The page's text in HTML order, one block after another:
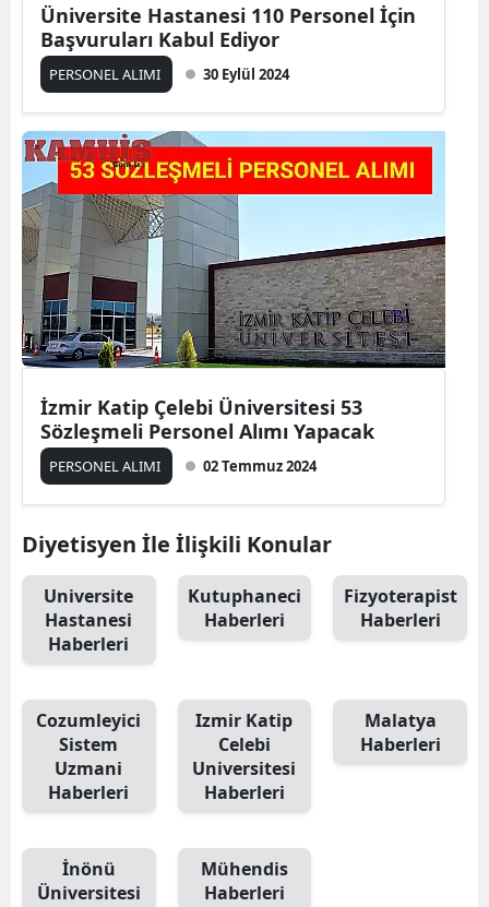
Üniversite Hastanesi 110 Personel İçin
Başvuruları Kabul Ediyor
PERSONEL ALIMI 30 Eylül 2024
İzmir Katip Çelebi Üniversitesi 53
Sözleşmeli Personel Alımı Yapacak
PERSONEL ALIMI 02 Temmuz 2024
Diyetisyen İle İlişkili Konular
Universite
Hastanesi
Haberleri
Kutuphaneci
Haberleri
Fizyoterapist
Haberleri
Cozumleyici
Sistem
Uzmani
Haberleri
Izmir Katip
Celebi
Universitesi
Haberleri
Malatya
Haberleri
İnönü
Üniversitesi
Mühendis
Haberleri